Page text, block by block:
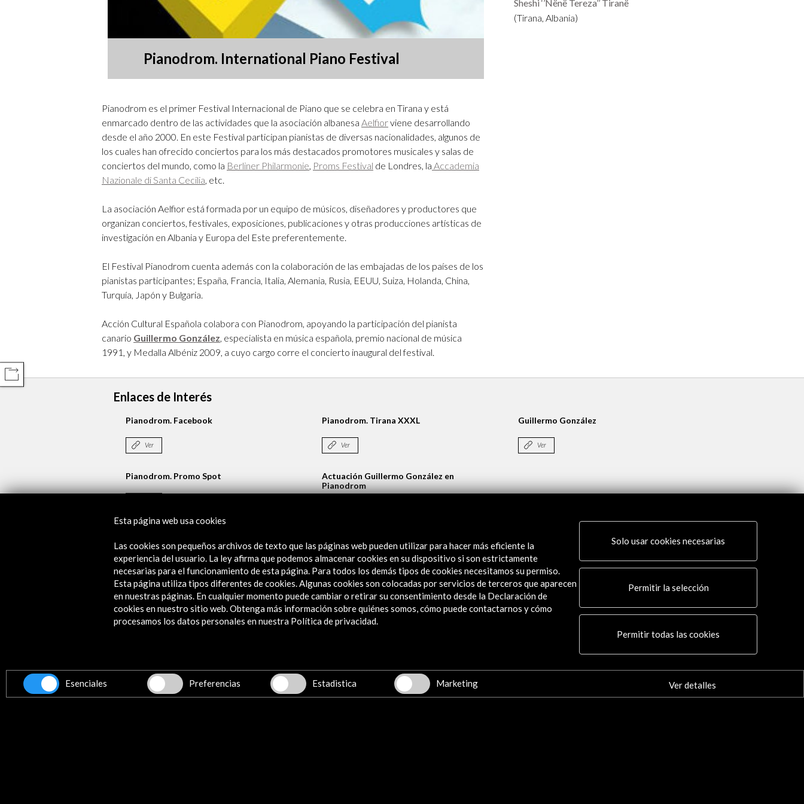
Logos y crédito a AC/E
Contacto
Pianodrom. International Piano Festival
Pianodrom es el primer Festival Internacional de Piano que se celebra en Tirana y está
enmarcado dentro de las actividades que la asociación albanesa Aelfiorviene desarrollando
desde el año 2000. En este Festival participan pianistas de diversas nacionalidades, algunos de
los cuales han ofrecido conciertos para los más destacados promotores musicales y salas de
conciertos del mundo, como la Berliner Philarmonie Proms Festival de Londres, la Accademia
Nazionale di Santa Cecilia , etc.
La asociación Aelfior está formada por un equipo de músicos, diseñadores y productores que
organizan conciertos, festivales, exposiciones, publicaciones y otras producciones artísticas de
investigación en Albania y Europa del Este preferentemente.
El Festival Pianodrom cuenta además con la colaboración de las embajadas de los países de los
pianistas participantes; España, Francia, Italia, Alemania, Rusia, EEUU, Suiza, Holanda, China,
Turquía, Japón y Bulgaria.
Acción Cultural Española colabora con Pianodrom, apoyando la participación del pianista
canario Guillermo González , especialista en música española, premio nacional de música
1991, y Medalla Albéniz 2009, a cuyo cargo corre el concierto inaugural del festival.
Sheshi ‘’Nënë Tereza’’ Tiranë
(Tirana, Albania)
Enlaces de Interés
Pianodrom. Facebook
Ver
Pianodrom. Tirana XXXL
Ver
Guillermo González
Ver
Pianodrom. Promo Spot
Actuación Guillermo González en
Pianodrom
Línea de tiempo
12 Oct 2013 - 18 Ene 2014
Universiteti i Arteve (Salla e Madhe) – Sheshi ‘’Nënë Tereza’’ Tiranë
Tirana, Albania
Recibe las últimas NOVEDADES
Esta página web usa cookies
Las cookies son pequeños archivos de texto que las páginas web pueden utilizar para hacer más eficiente la
experiencia del usuario. La ley afirma que podemos almacenar cookies en su dispositivo si son estrictamente
necesarias para el funcionamiento de esta página. Para todos los demás tipos de cookies necesitamos su permiso.
Esta página utiliza tipos diferentes de cookies. Algunas cookies son colocadas por servicios de terceros que aparecen
en nuestras páginas. En cualquier momento puede cambiar o retirar su consentimiento desde la Declaración de
cookies en nuestro sitio web. Obtenga más información sobre quiénes somos, cómo puede contactarnos y cómo
procesamos los datos personales en nuestra Política de privacidad.
Solo usar cookies necesarias
Permitir la selección
Permitir todas las cookies
Esenciales Preferencias Estadistica Marketing Ver detalles